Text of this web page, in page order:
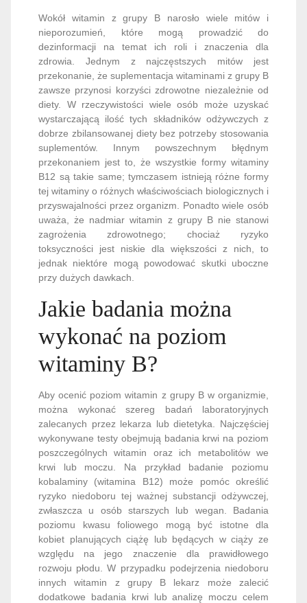
Wokół witamin z grupy B narosło wiele mitów i
nieporozumień, które mogą prowadzić do
dezinformacji na temat ich roli i znaczenia dla
zdrowia. Jednym z najczęstszych mitów jest
przekonanie, że suplementacja witaminami z grupy B
zawsze przynosi korzyści zdrowotne niezależnie od
diety. W rzeczywistości wiele osób może uzyskać
wystarczającą ilość tych składników odżywczych z
dobrze zbilansowanej diety bez potrzeby stosowania
suplementów. Innym powszechnym błędnym
przekonaniem jest to, że wszystkie formy witaminy
B12 są takie same; tymczasem istnieją różne formy
tej witaminy o różnych właściwościach biologicznych i
przyswajalności przez organizm. Ponadto wiele osób
uważa, że nadmiar witamin z grupy B nie stanowi
zagrożenia zdrowotnego; chociaż ryzyko
toksyczności jest niskie dla większości z nich, to
jednak niektóre mogą powodować skutki uboczne
przy dużych dawkach.
Jakie badania można
wykonać na poziom
witaminy B?
Aby ocenić poziom witamin z grupy B w organizmie,
można wykonać szereg badań laboratoryjnych
zalecanych przez lekarza lub dietetyka. Najczęściej
wykonywane testy obejmują badania krwi na poziom
poszczególnych witamin oraz ich metabolitów we
krwi lub moczu. Na przykład badanie poziomu
kobalaminy (witamina B12) może pomóc określić
ryzyko niedoboru tej ważnej substancji odżywczej,
zwłaszcza u osób starszych lub wegan. Badania
poziomu kwasu foliowego mogą być istotne dla
kobiet planujących ciążę lub będących w ciąży ze
względu na jego znaczenie dla prawidłowego
rozwoju płodu. W przypadku podejrzenia niedoboru
innych witamin z grupy B lekarz może zalecić
dodatkowe badania krwi lub analizę moczu celem